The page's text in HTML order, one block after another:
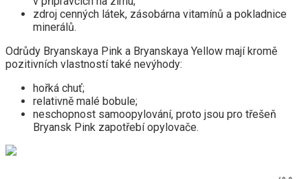
zdroj cenných látek, zásobárna vitamínů a pokladnice
minerálů.
Odrůdy Bryanskaya Pink a Bryanskaya Yellow mají kromě
pozitivních vlastností také nevýhody:
hořká chuť;
relativně malé bobule;
neschopnost samoopylování, proto jsou pro třešeň
Bryansk Pink zapotřebí opylovače.